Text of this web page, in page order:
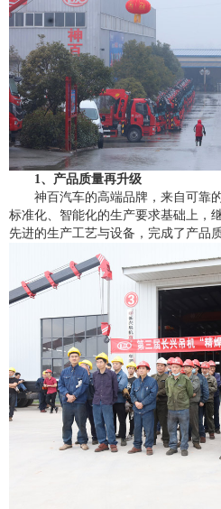
1、产品质量再升级
神百汽车的高端品牌，来自可靠的
标准化、智能化的生产要求基础上，
先进的生产工艺与设备，完成了产品